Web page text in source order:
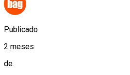
Publicado
2 meses
de